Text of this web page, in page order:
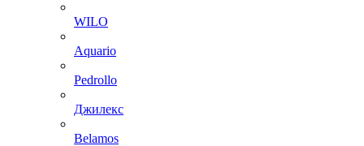
WILO
Aquario
Pedrollo
Джилекс
Belamos